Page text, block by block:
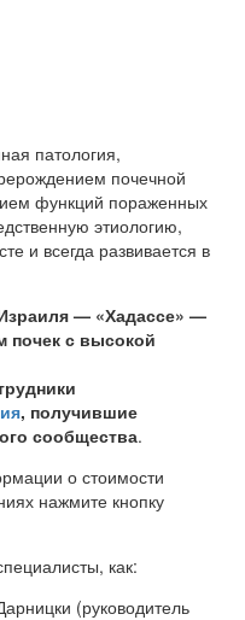
патология,
почечной
функций пораженных
этиологию,
и всегда развивается в
— «Хадассе» —
почек с высокой
, получившие
сообщества.
о стоимости
нажмите кнопку
как:
(руководитель